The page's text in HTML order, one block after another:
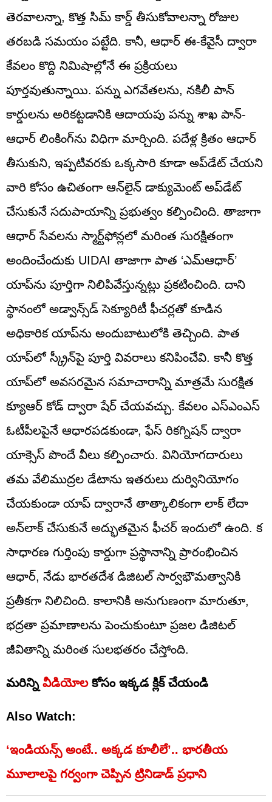
తెరవాలన్నా, కొత్త సిమ్ కార్డ్ తీసుకోవాలన్నా రోజుల
తరబడి సమయం పట్టేది. కానీ, ఆధార్ ఈ-కేవైసీ ద్వారా
కేవలం కొద్ది నిమిషాల్లోనే ఈ ప్రక్రియలు
పూర్తవుతున్నాయి. పన్ను ఎగవేతలను, నకిలీ పాన్
కార్డులను అరికట్టడానికి ఆదాయపు పన్ను శాఖ పాన్-
ఆధార్ లింకింగ్‌ను విధిగా మార్చింది. పదేళ్ల క్రితం ఆధార్
తీసుకుని, ఇప్పటివరకు ఒక్కసారి కూడా అప్‌డేట్ చేయని
వారి కోసం ఉచితంగా ఆన్‌లైన్ డాక్యుమెంట్ అప్‌డేట్
చేసుకునే సదుపాయాన్ని ప్రభుత్వం కల్పించింది. తాజాగా
ఆధార్ సేవలను స్మార్ట్‌ఫోన్లలో మరింత సురక్షితంగా
అందించేందుకు UIDAI తాజాగా పాత ‘ఎమ్‌ఆధార్’
యాప్‌ను పూర్తిగా నిలిపివేస్తున్నట్లు ప్రకటించింది. దాని
స్థానంలో అడ్వాన్స్‌డ్ సెక్యూరిటీ ఫీచర్లతో కూడిన
అధికారిక యాప్‌ను అందుబాటులోకి తెచ్చింది. పాత
యాప్‌లో స్క్రీన్‌పై పూర్తి వివరాలు కనిపించేవి. కానీ కొత్త
యాప్‌లో అవసరమైన సమాచారాన్ని మాత్రమే సురక్షిత
క్యూఆర్ కోడ్ ద్వారా షేర్ చేయవచ్చు. కేవలం ఎస్ఎంఎస్
ఓటీపీలపైనే ఆధారపడకుండా, ఫేస్ రికగ్నిషన్ ద్వారా
యాక్సెస్ పొందే వీలు కల్పించారు. వినియోగదారులు
తమ వేలిముద్రల డేటాను ఇతరులు దుర్వినియోగం
చేయకుండా యాప్ ద్వారానే తాత్కాలికంగా లాక్ లేదా
అన్‌లాక్ చేసుకునే అద్భుతమైన ఫీచర్ ఇందులో ఉంది. క
సాధారణ గుర్తింపు కార్డుగా ప్రస్థానాన్ని ప్రారంభించిన
ఆధార్, నేడు భారతదేశ డిజిటల్ సార్వభౌమత్వానికి
ప్రతీకగా నిలిచింది. కాలానికి అనుగుణంగా మారుతూ,
భద్రతా ప్రమాణాలను పెంచుకుంటూ ప్రజల డిజిటల్
జీవితాన్ని మరింత సులభతరం చేస్తోంది.
మరిన్ని వీడియోలకోసం ఇక్కడ క్లిక్ చేయండి
Also Watch:
‘ఇండియన్స్‌ అంటే.. అక్కడ కూలీలే’.. భారతీయ
మూలాలపై గర్వంగా చెప్పిన ట్రినిడాడ్ ప్రధాని